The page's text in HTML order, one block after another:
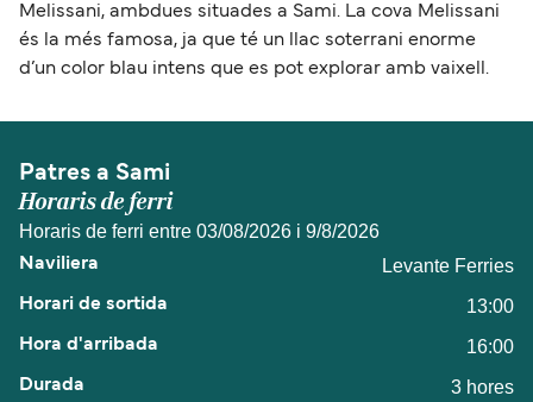
Melissani, ambdues situades a Sami. La cova Melissani
és la més famosa, ja que té un llac soterrani enorme
d’un color blau intens que es pot explorar amb vaixell.
Patres a Sami
Horaris de ferri
Horaris de ferri entre 03/08/2026 i 9/8/2026
Levante Ferries
13:00
16:00
3 hores